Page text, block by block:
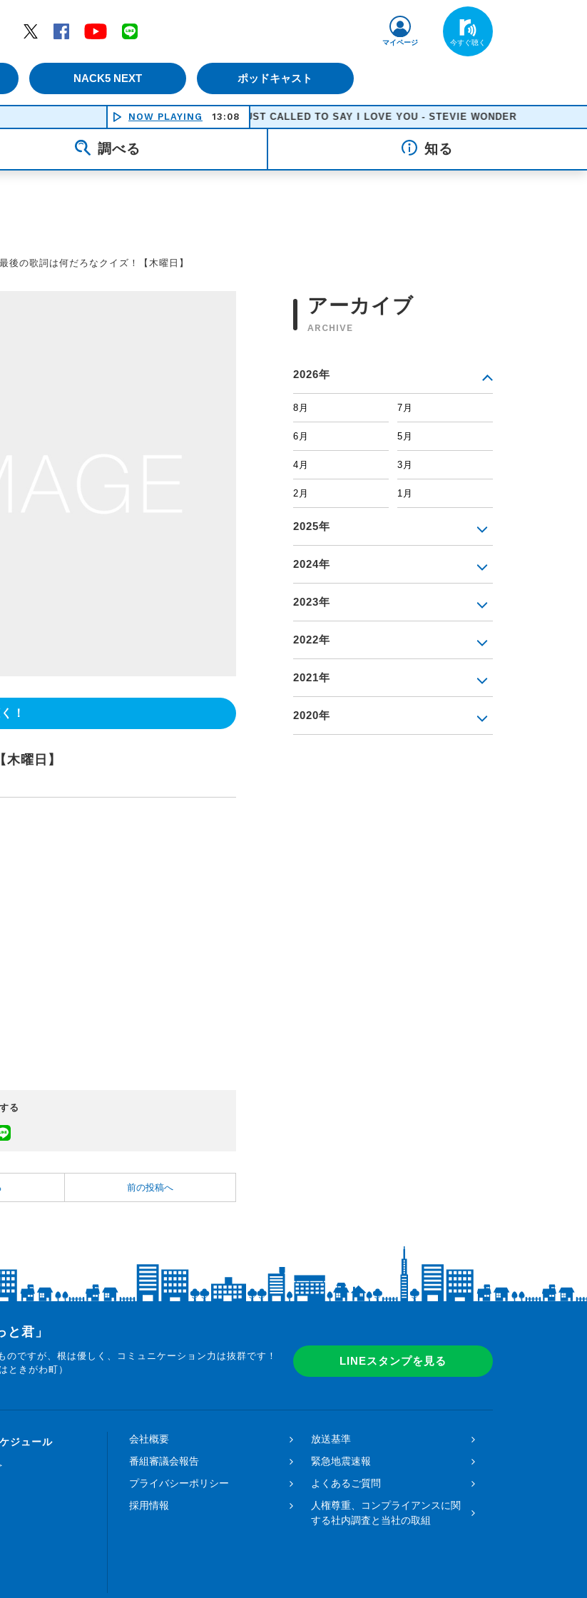
Twitter
Facebook YouTube
NACK5 NEXT ポッドキャスト
マイページ
NOW PLAYING 13:08
I JUST CALLED TO SAY I LOVE YOU - STEVIE WONDER
調べる 知る
後の歌詞は何だろなクイズ！【木曜日】
！
曜日】
る
前の投稿へ
アーカイブ
ARCHIVE
2026年
8月 7月
6月 5月
4月 3月
2月 1月
2025年
2024年
2023年
2022年
2021年
2020年
君」
ですが、根は優しく、コミュニケーション力は抜群です！
ときがわ町）
LINEスタンプを見る
ジュール 会社概要
放送基準
番組審議会報告
緊急地震速報
プライバシーポリシー
よくあるご質問
採用情報
人権尊重、コンプライアンスに関
する社内調査と当社の取組